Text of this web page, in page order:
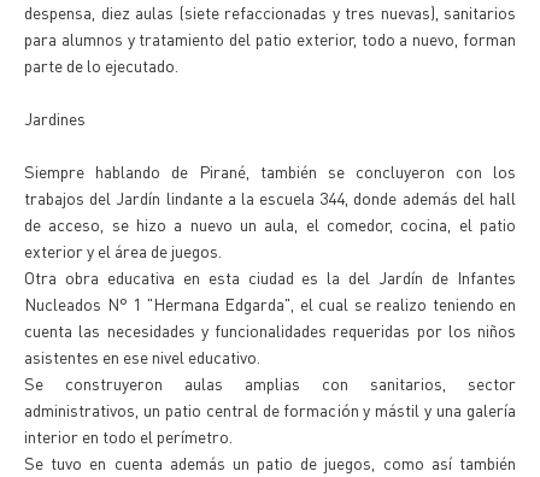
despensa, diez aulas (siete refaccionadas y tres nuevas), sanitarios
para alumnos y tratamiento del patio exterior, todo a nuevo, forman
parte de lo ejecutado.
Jardines
Siempre hablando de Pirané, también se concluyeron con los
trabajos del Jardín lindante a la escuela 344, donde además del hall
de acceso, se hizo a nuevo un aula, el comedor, cocina, el patio
exterior y el área de juegos.
Otra obra educativa en esta ciudad es la del Jardín de Infantes
Nucleados N° 1 "Hermana Edgarda", el cual se realizo teniendo en
cuenta las necesidades y funcionalidades requeridas por los niños
asistentes en ese nivel educativo.
Se construyeron aulas amplias con sanitarios, sector
administrativos, un patio central de formación y mástil y una galería
interior en todo el perímetro.
Se tuvo en cuenta además un patio de juegos, como así también